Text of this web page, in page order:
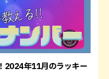
2024年11月のラッキー